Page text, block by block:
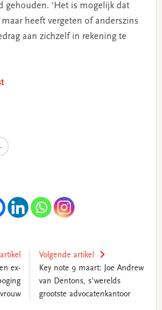
gehouden. ‘Het is mogelijk dat
heeft vergeten of anderszins
aan zichzelf in rekening te
ex-
Volgende artikel
Key note 9 maart: Joe Andrew
van Dentons, s’werelds
grootste advocatenkantoor